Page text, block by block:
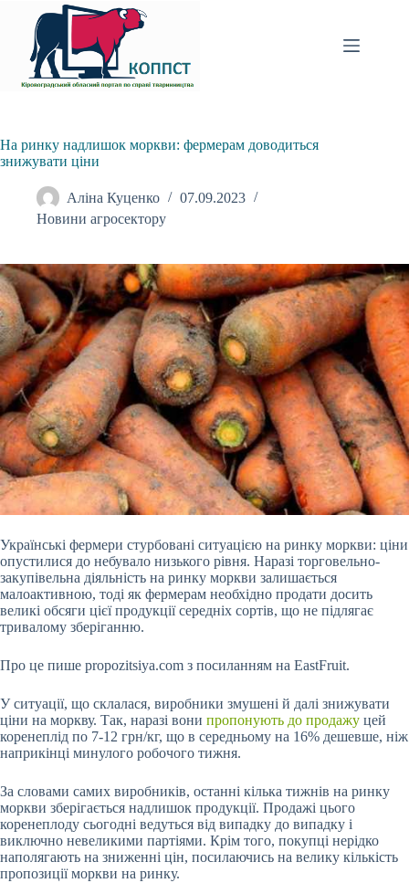
вмісту
На ринку надлишок моркви: фермерам доводиться
знижувати ціни
Аліна Куценко
07.09.2023
Новини агросектору
Українські фермери стурбовані ситуацією на ринку моркви: ціни
опустилися до небувало низького рівня. Наразі торговельно-
закупівельна діяльність на ринку моркви залишається
малоактивною, тоді як фермерам необхідно продати досить
великі обсяги цієї продукції середніх сортів, що не підлягає
тривалому зберіганню.
Про це пише propozitsiya.com з посиланням на EastFruit.
У ситуації, що склалася, виробники змушені й далі знижувати
ціни на моркву. Так, наразі вони пропонують до продажу цей
коренеплід по 7-12 грн/кг, що в середньому на 16% дешевше, ніж
наприкінці минулого робочого тижня.
За словами самих виробників, останні кілька тижнів на ринку
моркви зберігається надлишок продукції. Продажі цього
коренеплоду сьогодні ведуться від випадку до випадку і
виключно невеликими партіями. Крім того, покупці нерідко
наполягають на зниженні цін, посилаючись на велику кількість
пропозиції моркви на ринку.